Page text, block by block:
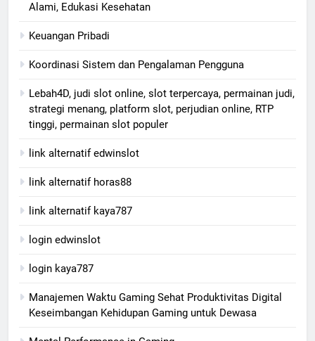
Alami, Edukasi Kesehatan
Keuangan Pribadi
Koordinasi Sistem dan Pengalaman Pengguna
Lebah4D, judi slot online, slot terpercaya, permainan judi,
strategi menang, platform slot, perjudian online, RTP
tinggi, permainan slot populer
link alternatif edwinslot
link alternatif horas88
link alternatif kaya787
login edwinslot
login kaya787
Manajemen Waktu Gaming Sehat Produktivitas Digital
Keseimbangan Kehidupan Gaming untuk Dewasa